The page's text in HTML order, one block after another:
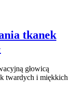
tkanek
głowicą
twardych i miękkich